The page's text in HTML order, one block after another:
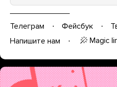
Телеграм Фейсбук
Напишите нам
Magic